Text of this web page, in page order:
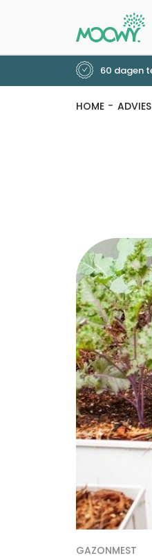
60 dagen
HOME ADVIES
GAZONMEST